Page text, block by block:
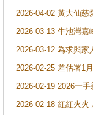
2026-04-02 黃大仙
2026-03-13 牛池灣
2026-03-12 為求與
2026-02-25 差估署1
2026-02-19 2026一
2026-02-18 紅紅火